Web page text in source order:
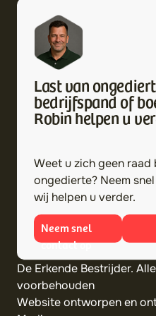
Last van
bedrijfspand of
Robin helpen u
Weet u zich geen raad
ongedierte? Neem
wij helpen u verder.
Neem snel
contact op
De Erkende Bestrijder.
voorbehouden
Website ontworpen en